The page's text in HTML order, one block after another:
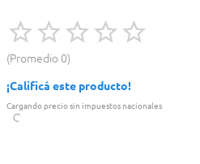
Promedio 0
¡Calificá este producto!
Cargando precio sin impuestos nacionales